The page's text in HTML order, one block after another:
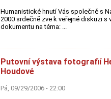
Humanistické hnutí Vás společně s
2000 srdečně zve k veřejné diskuzi s
dokumentu na téma: ...
Putovní výstava fotografií
Houdové
Pá, 09/29/2006 - 22:00